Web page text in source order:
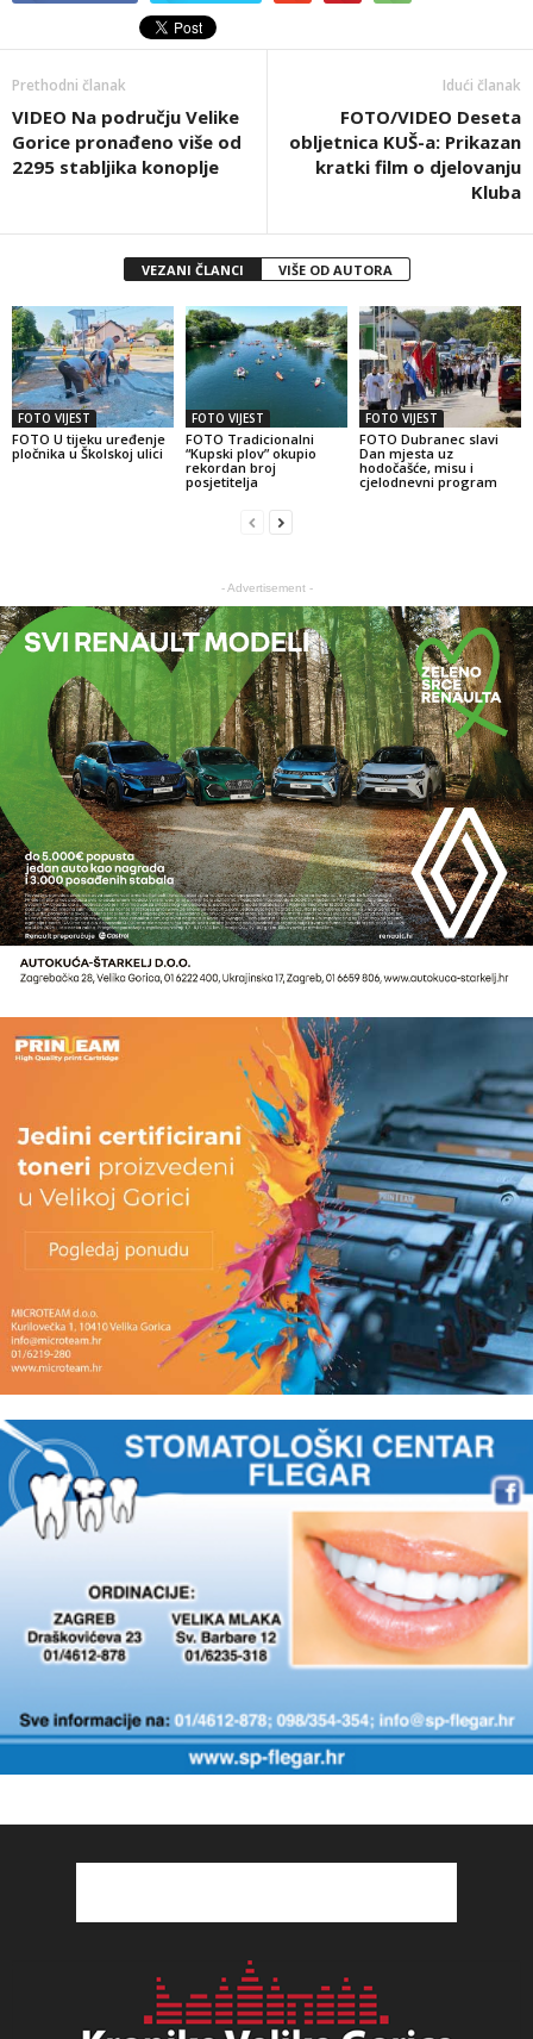
Prethodni članak
VIDEO Na području Velike
Gorice pronađeno više od
2295 stabljika konoplje
Idući članak
FOTO/VIDEO Deseta
obljetnica KUŠ-a: Prikazan
kratki film o djelovanju
Kluba
VEZANI ČLANCI VIŠE OD AUTORA
FOTO VIJEST
FOTO U tijeku uređenje
pločnika u Školskoj ulici
FOTO VIJEST
FOTO Tradicionalni
“Kupski plov” okupio
rekordan broj
posjetitelja
FOTO VIJEST
FOTO Dubranec slavi
Dan mjesta uz
hodočašće, misu i
cjelodnevni program
- Advertisement -